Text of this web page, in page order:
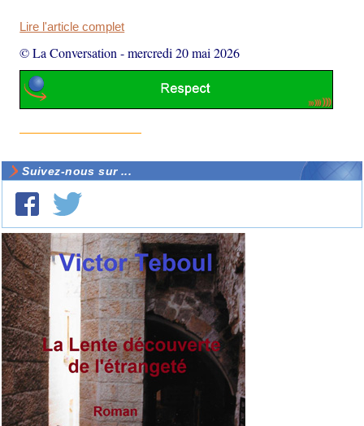
Lire l'article complet
© La Conversation -mercredi 20 mai 2026
Suivez-nous sur ...